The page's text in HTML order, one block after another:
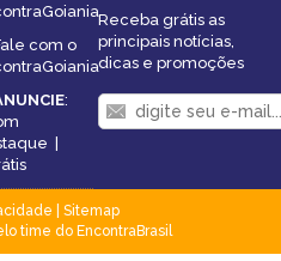
com o
:
|
Receba grátis as
principais notícias,
dicas e promoções
Sitemap
time do EncontraBrasil